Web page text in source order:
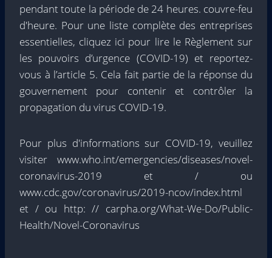
pendant toute la période de 24 heures. couvre-feu
d'heure. Pour une liste complète des entreprises
essentielles, cliquez ici pour lire le Règlement sur
les pouvoirs d’urgence (COVID-19) et reportez-
vous à l’article 5. Cela fait partie de la réponse du
gouvernement pour contenir et contrôler la
propagation du virus COVID-19.
Pour plus d'informations sur COVID-19, veuillez
visiter www.who.int/emergencies/diseases/novel-
coronavirus-2019 et / ou
www.cdc.gov/coronavirus/2019-ncov/index.html
et / ou http: // carpha.org/What-We-Do/Public-
Health/Novel-Coronavirus